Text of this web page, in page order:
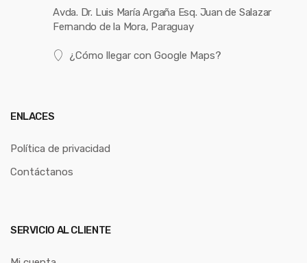
Avda. Dr. Luis María Argaña Esq. Juan de Salazar
Fernando de la Mora, Paraguay
¿Cómo llegar con Google Maps?
ENLACES
Política de privacidad
Contáctanos
SERVICIO AL CLIENTE